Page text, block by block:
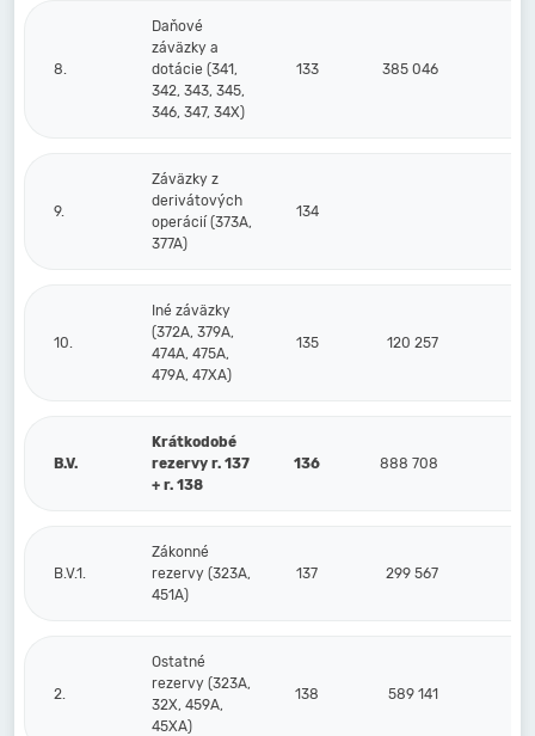
8.
Daňové
záväzky a
dotácie (341,
342, 343, 345,
346, 347, 34X)
133 385 046
9.
Záväzky z
derivátových
operácií (373A,
377A)
134
10.
Iné záväzky
(372A, 379A,
474A, 475A,
479A, 47XA)
135 120 257
B.V.
Krátkodobé
rezervy r. 137
+ r. 138
136 888 708
B.V.1.
Zákonné
rezervy (323A,
451A)
137 299 567
2.
Ostatné
rezervy (323A,
32X, 459A,
45XA)
138 589 141